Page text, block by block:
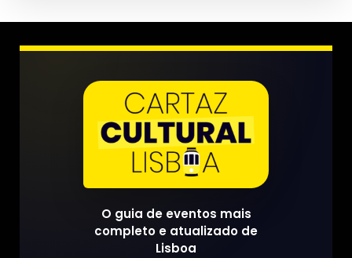
O guia de eventos mais
completo e atualizado de
Lisboa